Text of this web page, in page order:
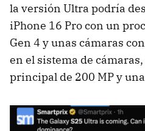
la versión Ultra podría
iPhone 16 Pro con un
Gen 4 y unas cámaras
en el sistema de
principal de 200 MP y